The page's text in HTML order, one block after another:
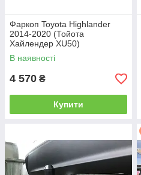
Фаркоп Toyota Highlander
2014-2020 (Тойота
Хайлендер XU50)
Американська вставка під
квадрат
В наявності
4 570 ₴
Купити